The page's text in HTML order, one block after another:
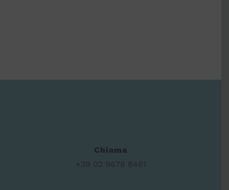
Chiama
+39 02 9678 8461